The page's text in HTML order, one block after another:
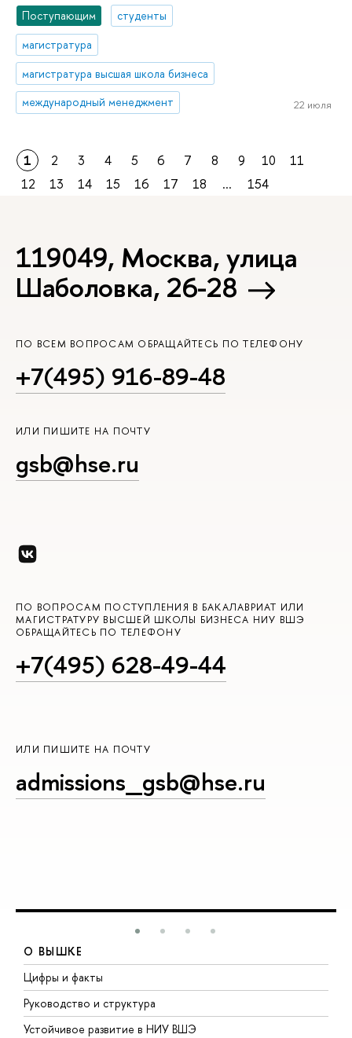
Поступающим
студенты
магистратура
магистратура высшая школа бизнеса
международный менеджмент
22 июля
1 2 3 4 5 6 7 8 9 10
11
12
13 14 15 16 17 18 ... 154
119049, Москва, улица
Шаболовка, 26-28
ПО ВСЕМ ВОПРОСАМ ОБРАЩАЙТЕСЬ ПО ТЕЛЕФОНУ
+7(495) 916-89-48
ИЛИ ПИШИТЕ НА ПОЧТУ
gsb@hse.ru
ПО ВОПРОСАМ ПОСТУПЛЕНИЯ В БАКАЛАВРИАТ ИЛИ
МАГИСТРАТУРУ ВЫСШЕЙ ШКОЛЫ БИЗНЕСА НИУ ВШЭ
ОБРАЩАЙТЕСЬ ПО ТЕЛЕФОНУ
+7(495) 628-49-44
ИЛИ ПИШИТЕ НА ПОЧТУ
admissions_gsb@hse.ru
О ВЫШКЕ
Цифры и факты
Руководство и структура
Устойчивое развитие в НИУ ВШЭ